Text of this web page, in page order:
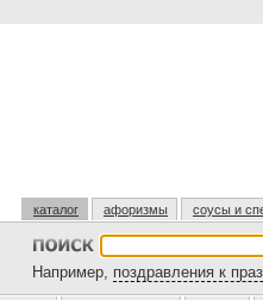
каталог афоризмы соусы и
Например, поздравления к